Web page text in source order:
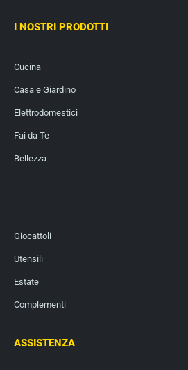
I NOSTRI PRODOTTI
Cucina
Casa e Giardino
Elettrodomestici
Fai da Te
Bellezza
Giocattoli
Utensili
Estate
Complementi
ASSISTENZA